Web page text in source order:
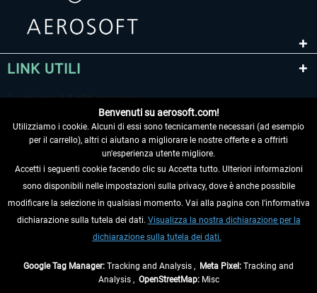
LINK UTILI
RECEDERE DAL CONTRATTO
INFORMAZIONI
Benvenuti su aerosoft.com!
Utilizziamo i cookie. Alcuni di essi sono tecnicamente necessari (ad esempio
per il carrello), altri ci aiutano a migliorare le nostre offerte e a offrirti
un'esperienza utente migliore.
Accetti i seguenti cookie facendo clic su Accetta tutto. Ulteriori informazioni
sono disponibili nelle impostazioni sulla privacy, dove è anche possibile
modificare la selezione in qualsiasi momento. Vai alla pagina con l'informativa
dichiarazione sulla tutela dei dati. Visualizza la nostra dichiarazione per la
dichiarazione sulla tutela dei dati.
Google Tag Manager: Tracking and Analysis , Meta Pixel: Tracking and
Analysis , OpenStreetMap:Misc